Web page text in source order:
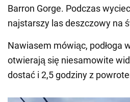
Barron Gorge. Podczas
najstarszy las deszczowy na
Nawiasem mówiąc, podłoga
otwierają się niesamowite
dostać i 2,5 godziny z